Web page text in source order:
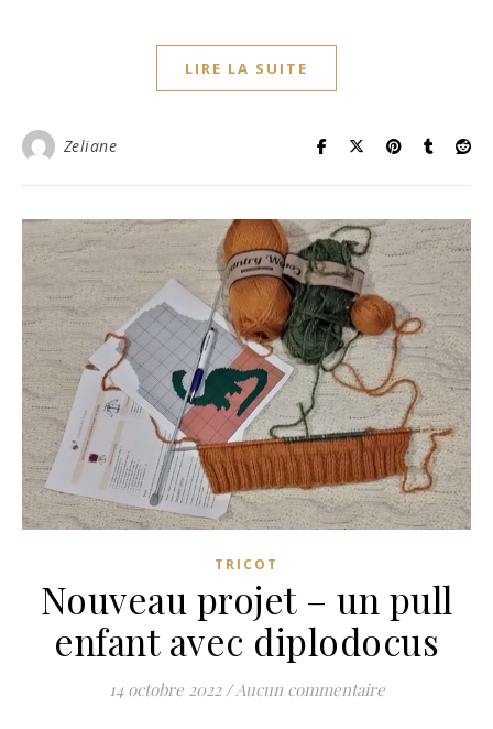
LIRE LA SUITE
Zeliane
TRICOT
Nouveau projet – un pull
enfant avec diplodocus
14 octobre 2022 /Aucun commentaire